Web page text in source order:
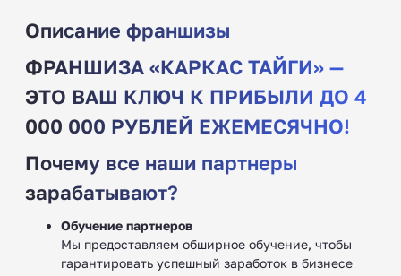
Описание франшизы
ФРАНШИЗА «КАРКАС ТАЙГИ» —
ЭТО ВАШ КЛЮЧ К ПРИБЫЛИ ДО 4
000 000 РУБЛЕЙ ЕЖЕМЕСЯЧНО!
Почему все наши партнеры
зарабатывают?
Обучение партнеров
Мы предоставляем обширное обучение, чтобы
гарантировать успешный заработок в бизнесе